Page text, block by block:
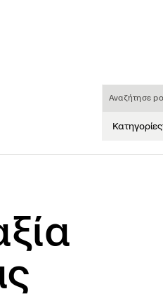
Κατηγορίες